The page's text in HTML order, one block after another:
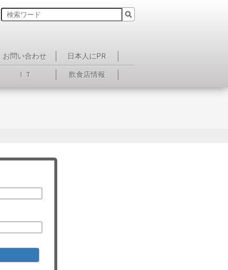
お問い合わせ
日本人にPR
ＩＴ 飲食店情報